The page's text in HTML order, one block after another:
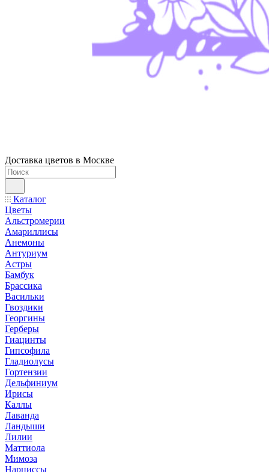
Доставка цветов в Москве
Каталог
Цветы
Альстромерии
Амариллисы
Анемоны
Антуриум
Астры
Бамбук
Брассика
Васильки
Гвоздики
Георгины
Герберы
Гиацинты
Гипсофила
Гладиолусы
Гортензии
Дельфиниум
Ирисы
Каллы
Лаванда
Ландыши
Лилии
Маттиола
Мимоза
Нарциссы